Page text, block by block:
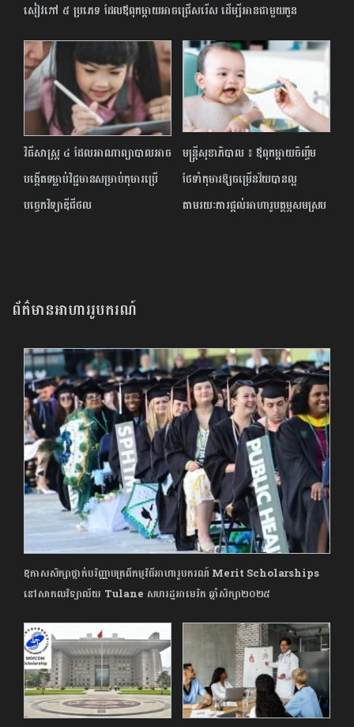
សៀវភៅ ៥ ប្រភេទ ដែលឪពុកម្ដាយអាចជ្រើសរើស ដើម្បីអានជាមួយកូន
វិធីសាស្ត្រ ៤ ដែលអាណាព្យាបាលអាច
បង្កើតទម្លាប់វិជ្ជមានសម្រាប់កុមារប្រើ
បច្ចេកវិទ្យាឌីជីថល
មន្រ្តីសុខាភិបាល ៖ ឪពុកម្ដាយចិញ្ចឹម
ថែទាំកុមារឱ្យចម្រើនវ័យបានល្អ
តាមរយៈការផ្តល់អាហារូបត្ថម្ភសមស្រប
ព័ត៌មានអាហាររូបករណ៍
ឱកាសសិក្សាថ្នាក់បរិញ្ញាបត្រពីកម្មវិធីអាហារូបករណ៍ Merit Scholarships
នៅសាកលវិទ្យាល័យ Tulane សហរដ្ឋអាមេរិក ឆ្នាំសិក្សា២០២៥